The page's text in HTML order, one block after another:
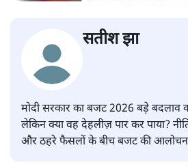
सतीश झा
मोदी सरकार का बजट 2026 बड़े बदलाव
लेकिन क्या वह देहलीज़ पार कर पाया?
और ठहरे फैसलों के बीच बजट की